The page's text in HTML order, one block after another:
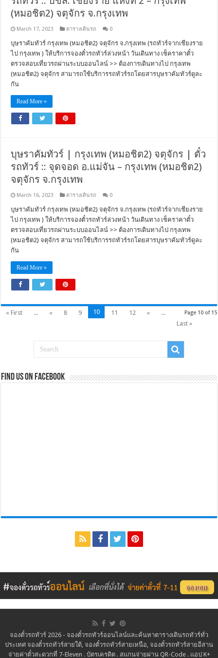
(หมอชิต2) จตุจักร จ.กรุงเทพ
March 17, 2023 ตารางเดินรถ 0
บุษราคัมทัวร์ กรุงเทพ (หมอชิต2) จตุจักร จ.กรุงเทพ (รถทัวร์จากเชียงราย
ไป กรุงเทพ ) ให้บริการจองตั๋วรถทัวร์ล่วงหน้า วันเดินทาง เช็คราคาตั๋ว
ตรวจสอบเที่ยวรถผ่านระบบออนไลน์ >> ต้องการเดินทางไป กรุงเทพ
(หมอชิต2) จตุจักร สามารถใช้บริการรถทัวร์รถโดยสารบุษราคัมทัวร์ดูละ
กัน
Read More »
บุษราคัมทัวร์ | กรุงเทพ (หมอชิต2) จตุจักร | ตั๋ว
รถทัวร์ :: จุดจอด อ.แม่จัน – กรุงเทพ (หมอชิต2)
จตุจักร จ.กรุงเทพ
March 16, 2023 ตารางเดินรถ 0
บุษราคัมทัวร์ กรุงเทพ (หมอชิต2) จตุจักร จ.กรุงเทพ (รถทัวร์จากเชียงราย
ไป กรุงเทพ ) ให้บริการจองตั๋วรถทัวร์ล่วงหน้า วันเดินทาง เช็คราคาตั๋ว
ตรวจสอบเที่ยวรถผ่านระบบออนไลน์ >> ต้องการเดินทางไป กรุงเทพ
(หมอชิต2) จตุจักร สามารถใช้บริการรถทัวร์รถโดยสารบุษราคัมทัวร์ดูละ
กัน
Read More »
Page 10 of 15
« First ... « 8 9 10 11 12 »
...
Last »
Find us on Facebook
จองตั๋วรถทัวร์ 2026 - จองตั๋วรถทัวร์ออนไลน์และค้นหาตารางเดินรถทัวร์ทั่ว
ประเทศ จองตั๋วรถทัวร์สายใต้, จองตั๋วรถทัวร์สายเหนือ, จองตั๋วรถทัวร์สายอีสาน
จ่ายค่าตั๋วสะดวกที่ 7-Eleven . บัตรเครดิต . สแกนจ่ายผ่าน QR-Code . แอป K+